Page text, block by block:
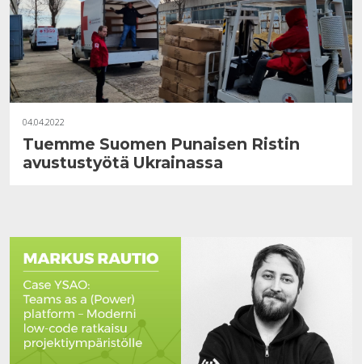
04.04.2022
Tuemme Suomen Punaisen Ristin
avustustyötä Ukrainassa